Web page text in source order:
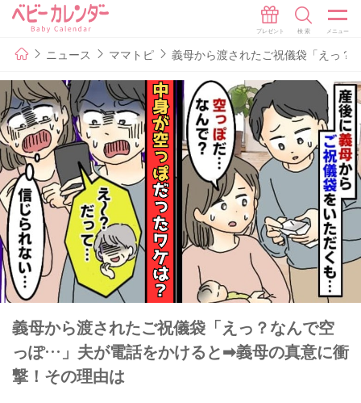
ニュース ママトピ 義母から渡されたご祝儀袋「えっ
義母から渡されたご祝儀袋「えっ？なんで空
っぽ…」夫が電話をかけると➡義母の真意に衝
撃！その理由は